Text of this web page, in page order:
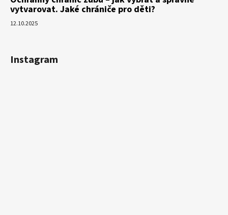
vytvarovat. Jaké chrániče pro děti?
12.10.2025
Instagram